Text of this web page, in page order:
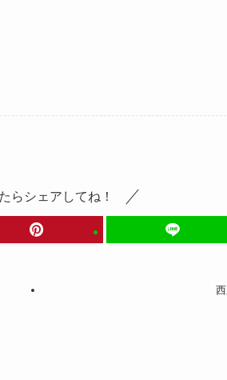
らシェアしてね！